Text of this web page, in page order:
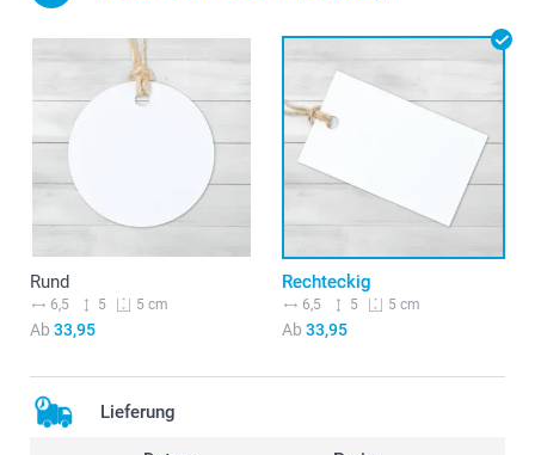
Rund
6,5 5 5 cm
Ab 33,95
Rechteckig
6,5 5 5 cm
Ab 33,95
Lieferung